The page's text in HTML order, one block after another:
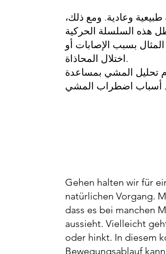
وعادية. ومع ذلك،
هذه السلسلة الحركية
بسبب الإصابات أو
اختلال المحاذاة.
تحليل المشي بمساعدة
Gehen halten wir für
natürlichen Vorgang.
dass es bei manchen
aussieht. Vielleicht
oder hinkt. In diesem
Bewegungsablauf